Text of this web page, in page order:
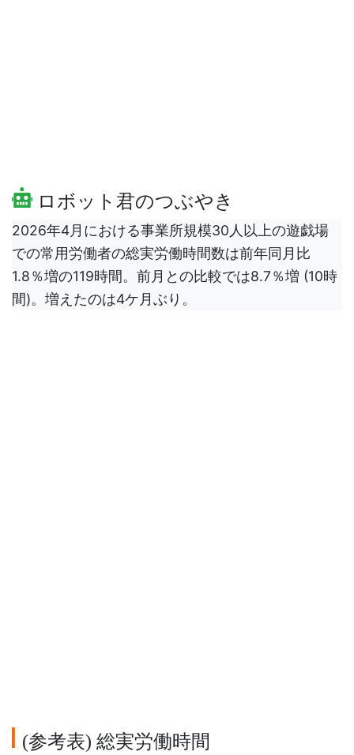
ロボット君のつぶやき
2026年4月における事業所規模30人以上の遊戯場
での常用労働者の総実労働時間数は前年同月比
1.8％増の119時間。前月との比較では8.7％増 (10時
間)。増えたのは4ケ月ぶり。
(参考表) 総実労働時間